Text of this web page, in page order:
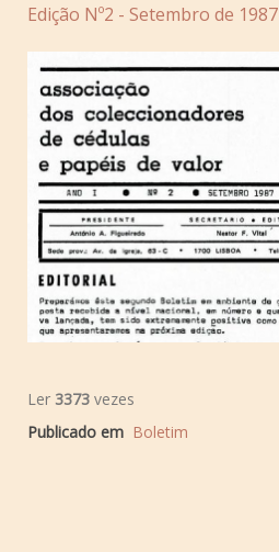
Edição Nº2 - Setembro de 1987
Ler 3373 vezes
Publicado em Boletim